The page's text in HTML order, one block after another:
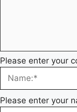
Please enter your
Please enter your